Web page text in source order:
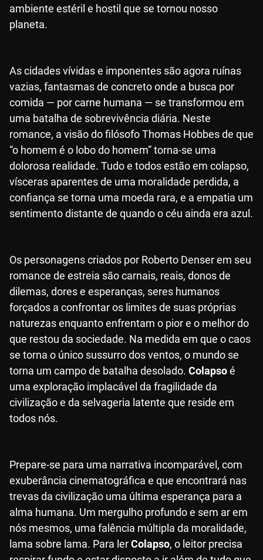
ambiente estéril e hostil que se tornou nosso
planeta.
As cidades vívidas e imponentes são agora ruínas
vazias, fantasmas de concreto onde a busca por
comida — por carne humana — se transformou em
uma batalha de sobrevivência diária. Neste
romance, a visão do filósofo Thomas Hobbes de que
“o homem é o lobo do homem” torna-se uma
dolorosa realidade. Tudo e todos estão em colapso,
vísceras aparentes de uma moralidade perdida, a
confiança se torna uma moeda rara, e a empatia um
sentimento distante de quando o céu ainda era azul.
Os personagens criados por Roberto Denser em seu
romance de estreia são carnais, reais, donos de
dilemas, dores e esperanças, seres humanos
forçados a confrontar os limites de suas próprias
naturezas enquanto enfrentam o pior e o melhor do
que restou da sociedade. Na medida em que o caos
se torna o único sussurro dos ventos, o mundo se
torna um campo de batalha desolado. Colapsoé
uma exploração implacável da fragilidade da
civilização e da selvageria latente que reside em
todos nós.
Prepare-se para uma narrativa incomparável, com
exuberância cinematográfica e que encontrará nas
trevas da civilização uma última esperança para a
alma humana. Um mergulho profundo e sem ar em
nós mesmos, uma falência múltipla da moralidade,
lama sobre lama. Para lerColapso, o leitor precisa